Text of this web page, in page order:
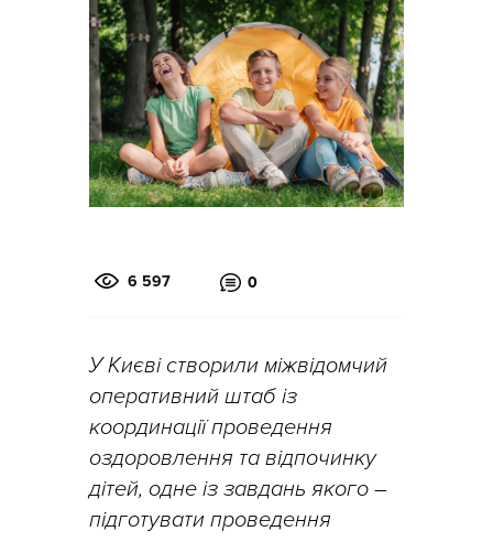
6 597 0
У Києві створили міжвідомчий
оперативний штаб із
координації проведення
оздоровлення та відпочинку
дітей, одне із завдань якого –
підготувати проведення